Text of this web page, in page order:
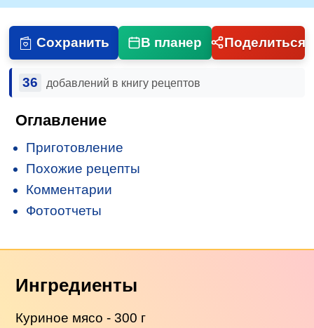
Сохранить В планер Поделиться
36 добавлений в книгу рецептов
Оглавление
Приготовление
Похожие рецепты
Комментарии
Фотоотчеты
Ингредиенты
Куриное мясо - 300 г